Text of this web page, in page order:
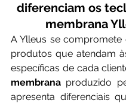
diferenciam os
membrana
A Ylleus se compromete
produtos que atendam
específicas de cada
membrana produzido
apresenta diferenciais